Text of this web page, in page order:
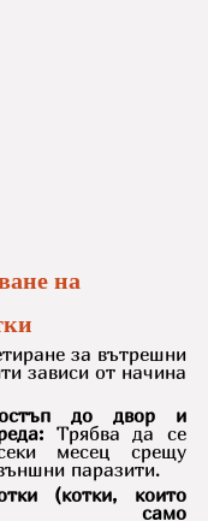
на
за вътрешни
зависи от начина
до двор и
Трябва да се
месец срещу
паразити.
(котки, които
само